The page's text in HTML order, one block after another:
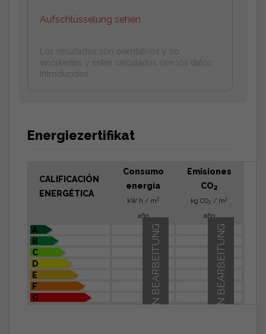
Aufschlüsselung sehen
Los resultados son orientativos y no
vinculantes y estan calculados con los datos
introducidos.
Energiezertifikat
CALIFICACIÓN
ENERGÉTICA
Consumo
energía
kW h / m2
año
Emisiones
CO2
kg CO2 / m2
año
A
B
C
D
E
F
G
IN BEARBEITUNG
IN BEARBEITUNG